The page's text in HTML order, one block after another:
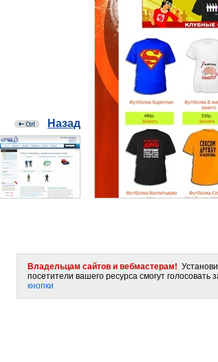
Назад
Владельцам сайтов и вебмастерам!
посетители вашего ресурса смогут голосовать
кнопки